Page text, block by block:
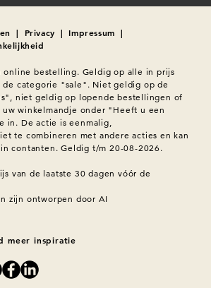
| Privacy | Impressum |
bestelling. Geldig op alle in prijs
categorie "sale". Niet geldig op de
niet geldig op lopende bestellingen of
uw winkelmandje onder "Heeft u een
in. De actie is eenmalig,
te combineren met andere acties en kan
contanten. Geldig t/m 20-08-2026.
van de laatste 30 dagen vóór de
zijn ontworpen door AI
meer inspiratie